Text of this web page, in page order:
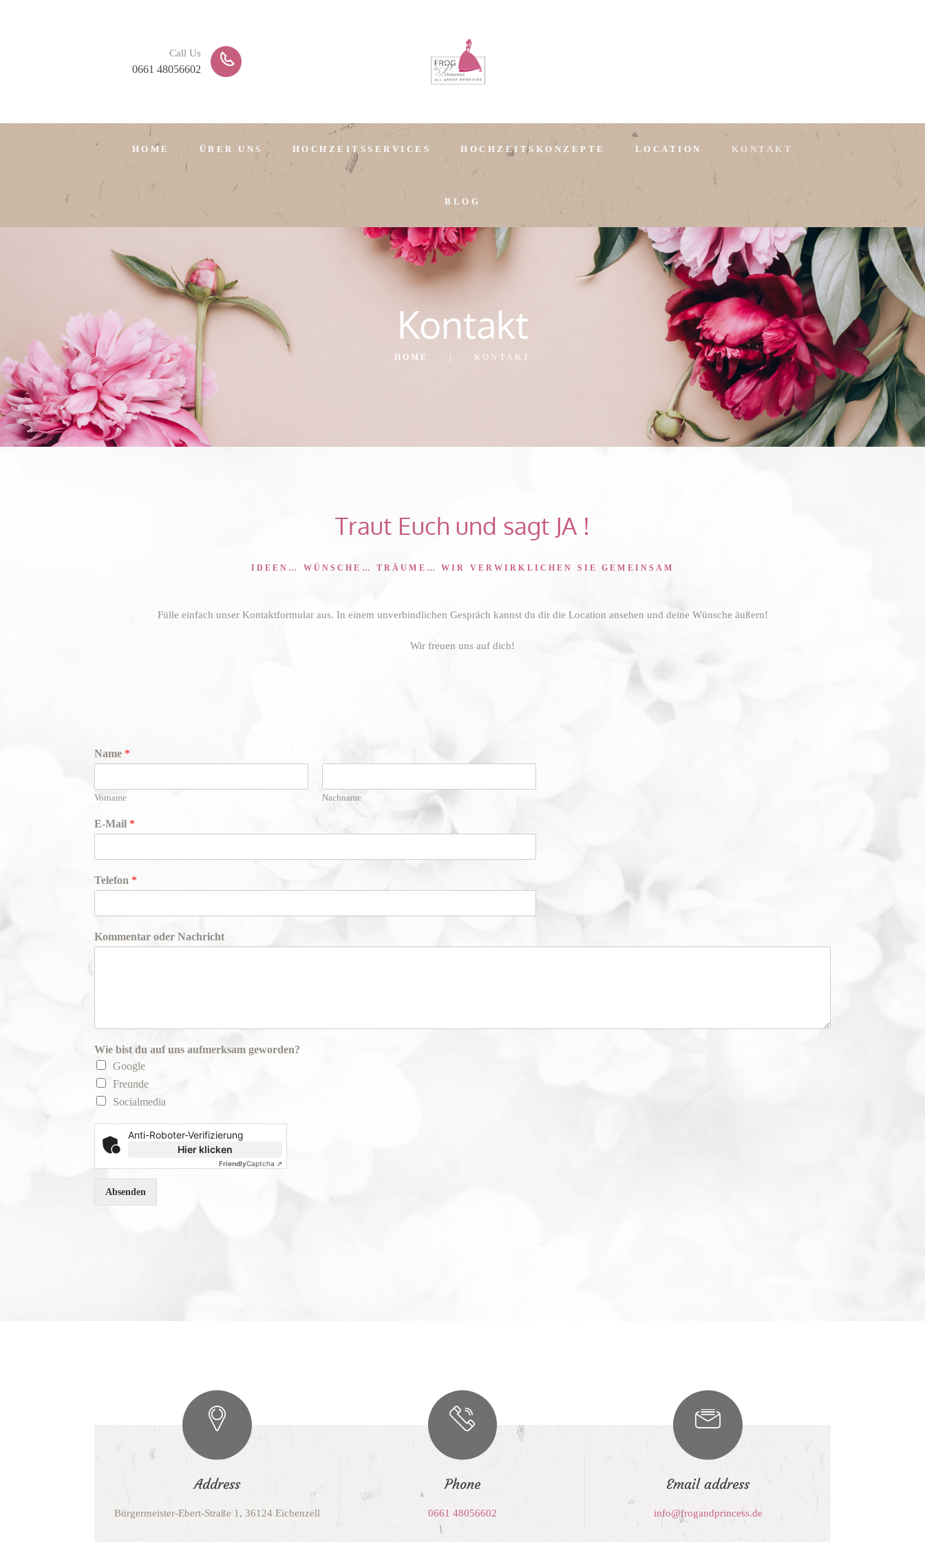
Call Us
0661 48056602
HOME ÜBER UNS HOCHZEITSSERVICES HOCHZEITSKONZEPTE LOCATION KONTAKT
BLOG
Kontakt
HOME KONTAKT
Traut Euch und sagt JA !
IDEEN… WÜNSCHE… TRÄUME… WIR VERWIRKLICHEN SIE GEMEINSAM
Fülle einfach unser Kontaktformular aus. In einem unverbindlichen Gespräch kannst du dir die Location ansehen und deine Wünsche äußern!
Wir freuen uns auf dich!
Name *
Vorname Nachname
E-Mail *
Telefon *
Kommentar oder Nachricht
Wie bist du auf uns aufmerksam geworden?
Google
Freunde
Socialmedia
Anti-Roboter-Verifizierung
Hier klicken
FriendlyCaptcha ⇗
Absenden
Address
Bürgermeister-Ebert-Straße 1, 36124 Eichenzell
Phone
0661 48056602
Email address
info@frogandprincess.de